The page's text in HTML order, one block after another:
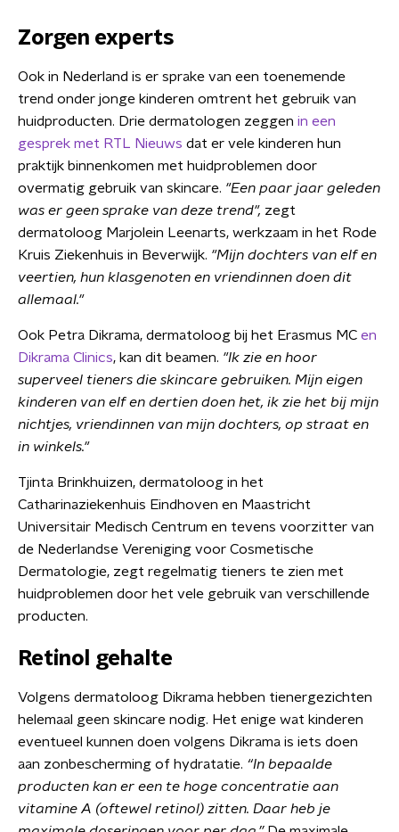
Zorgen experts
Ook in Nederland is er sprake van een toenemende
trend onder jonge kinderen omtrent het gebruik van
huidproducten. Drie dermatologen zeggen in een
gesprek met RTL Nieuws dat er vele kinderen hun
praktijk binnenkomen met huidproblemen door
overmatig gebruik van skincare. "Een paar jaar geleden
was er geen sprake van deze trend", zegt
dermatoloog Marjolein Leenarts, werkzaam in het Rode
Kruis Ziekenhuis in Beverwijk. "Mijn dochters van elf en
veertien, hun klasgenoten en vriendinnen doen dit
allemaal."
Ook Petra Dikrama, dermatoloog bij het Erasmus MC en
Dikrama Clinics, kan dit beamen. "Ik zie en hoor
superveel tieners die skincare gebruiken. Mijn eigen
kinderen van elf en dertien doen het, ik zie het bij mijn
nichtjes, vriendinnen van mijn dochters, op straat en
in winkels."
Tjinta Brinkhuizen, dermatoloog in het
Catharinaziekenhuis Eindhoven en Maastricht
Universitair Medisch Centrum en tevens voorzitter van
de Nederlandse Vereniging voor Cosmetische
Dermatologie, zegt regelmatig tieners te zien met
huidproblemen door het vele gebruik van verschillende
producten.
Retinol gehalte
Volgens dermatoloog Dikrama hebben tienergezichten
helemaal geen skincare nodig. Het enige wat kinderen
eventueel kunnen doen volgens Dikrama is iets doen
aan zonbescherming of hydratatie. “In bepaalde
producten kan er een te hoge concentratie aan
vitamine A (oftewel retinol) zitten. Daar heb je